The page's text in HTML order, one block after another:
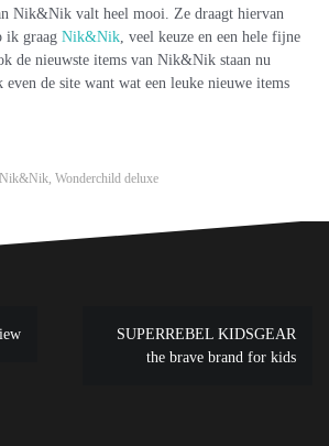
Nik&Nik valt heel mooi. Ze draagt hiervan
ik graag Nik&Nik , veel keuze en een hele fijne
de nieuwste items van Nik&Nik staan nu
even de site want wat een leuke nieuwe items
Nik&Nik, Wonderchild deluxe
SUPERREBEL KIDSGEAR
the brave brand for kids